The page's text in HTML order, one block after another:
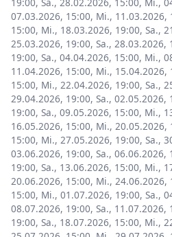
07.03.2026, 15:00, Mi., 11.03.2026,
15:00, Mi., 18.03.2026, 19:00, Sa.,
25.03.2026, 19:00, Sa., 28.03.2026,
19:00, Sa., 04.04.2026, 15:00, Mi.,
11.04.2026, 15:00, Mi., 15.04.2026,
15:00, Mi., 22.04.2026, 19:00, Sa.,
29.04.2026, 19:00, Sa., 02.05.2026,
19:00, Sa., 09.05.2026, 15:00, Mi.,
16.05.2026, 15:00, Mi., 20.05.2026,
15:00, Mi., 27.05.2026, 19:00, Sa.,
03.06.2026, 19:00, Sa., 06.06.2026,
19:00, Sa., 13.06.2026, 15:00, Mi.,
20.06.2026, 15:00, Mi., 24.06.2026,
15:00, Mi., 01.07.2026, 19:00, Sa.,
08.07.2026, 19:00, Sa., 11.07.2026,
19:00, Sa., 18.07.2026, 15:00, Mi.,